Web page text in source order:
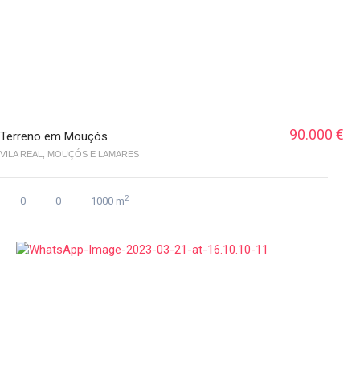
Terreno em Mouçós
VILA REAL, MOUÇÓS E LAMARES
90.000 €
0 0 1000 m2